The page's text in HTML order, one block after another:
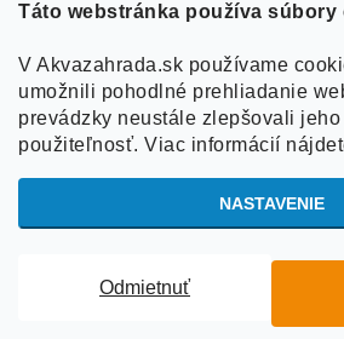
Táto webstránka používa súbory
V Akvazahrada.sk používame
umožnili pohodlné prehliadanie
prevádzky neustále zlepšovali
použiteľnosť. Viac informácií
NASTAVENIE
Odmietnuť
Zákaznícky servis
Doprava a platba
Obchodné podmienky
Ochrana osobných údajov
Informácie o súboroch cookies
Zásady používania súborov cookies
Užitočné informácie
O nás
Referencie
Overené zákazníkmi
Vytvoril Shoptet
. Všetky